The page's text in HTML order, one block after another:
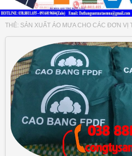
THẺ: SẢN XUẤT ÁO MƯA CHO CÁC ĐƠN VỊ